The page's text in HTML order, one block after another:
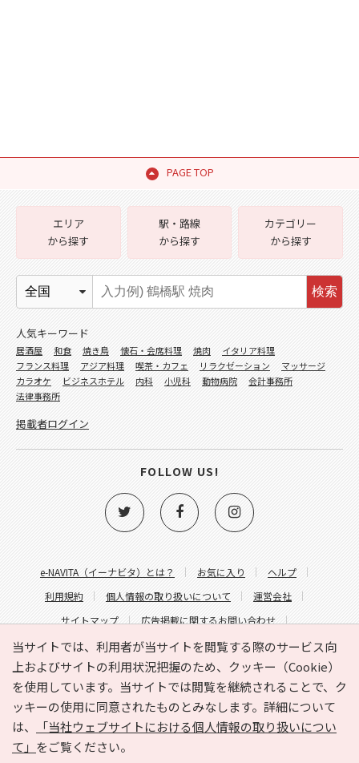
PAGE TOP
当サイトでは、利用者が当サイトを閲覧する際のサービス向
上およびサイトの利用状況把握のため、クッキー（Cookie）
を使用しています。当サイトでは閲覧を継続されることで、ク
ッキーの使用に同意されたものとみなします。詳細について
は、
「当社ウェブサイトにおける個人情報の取り扱いについ
て」 をご覧ください。
e-NAVITA（イーナビタ）とは？ お気に入り
ヘルプ
利用規約
個人情報の取り扱いについて
運営会社
サイトマップ
広告掲載に関するお問い合わせ
サイトの内容に関するお問い合わせ
エリア
から探す
駅・路線
から探す
カテゴリー
から探す
検索
人気キーワード
居酒屋 和食 焼き鳥 懐石・会席料理 焼肉
イタリア料理
フランス料理
アジア料理 喫茶・カフェ リラクゼーション
マッサージ
カラオケ
ビジネスホテル 内科 小児科 動物病院
会計事務所
法律事務所
掲載者ログイン
FOLLOW US!
Copyright © HYOJITO.Co.,Ltd. All Rights Reserved.